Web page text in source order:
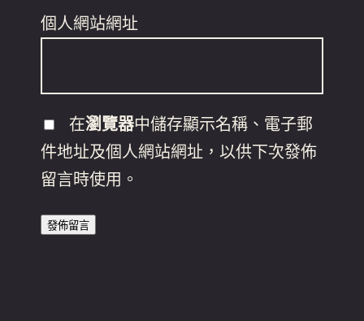
個人網站網址
在瀏覽器中儲存顯示名稱、電子郵
件地址及個人網站網址，以供下次發佈
留言時使用。